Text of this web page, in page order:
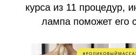
курса из 11 процедур,
лампа поможет его